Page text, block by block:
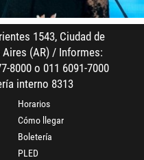
1543, Ciudad de
Aires (AR) / Informes:
8000 o 011 6091-7000
interno 8313
Horarios
Cómo llegar
Boletería
PLED